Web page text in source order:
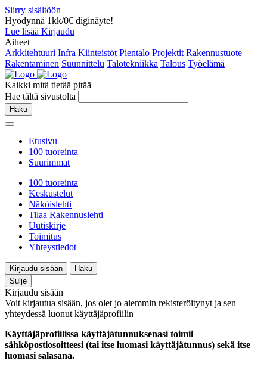
Siirry sisältöön
Hyödynnä 1kk/0€ diginäyte!
Lue lisää Kirjaudu
Aiheet
Arkkitehtuuri Infra Kiinteistöt Pientalo Projektit Rakennustuote
Rakentaminen Suunnittelu Talotekniikka Talous Työelämä
Kaikki mitä tietää pitää
Hae tältä sivustolta
Haku
Etusivu
100 tuoreinta
Suurimmat
100 tuoreinta
Keskustelut
Näköislehti
Tilaa Rakennuslehti
Uutiskirje
Toimitus
Yhteystiedot
Kirjaudu sisään
Haku
Sulje
Kirjaudu sisään
Voit kirjautua sisään, jos olet jo aiemmin rekisteröitynyt ja sen
yhteydessä luonut käyttäjäprofiilin
Käyttäjäprofiilissa käyttäjätunnuksenasi toimii
sähköpostiosoitteesi (tai itse luomasi käyttäjätunnus) sekä itse
luomasi salasana.